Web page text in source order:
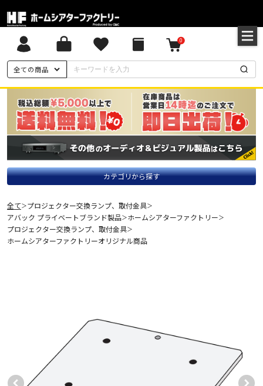
全ての商品
0
カテゴリから探す
全て＞プロジェクター交換ランプ、取付金具＞
アバック プライベートブランド製品＞ホームシアターファクトリー＞
プロジェクター交換ランプ、取付金具＞
ホームシアターファクトリーオリジナル商品